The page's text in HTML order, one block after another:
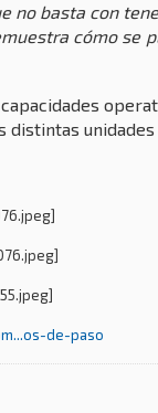
no basta con
cómo se
de-paso